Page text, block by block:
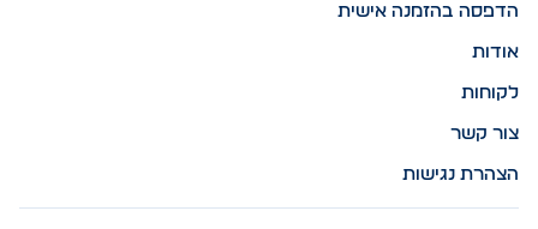
הדפסה בהזמנה אישית
אודות
לקוחות
צור קשר
הצהרת נגישות